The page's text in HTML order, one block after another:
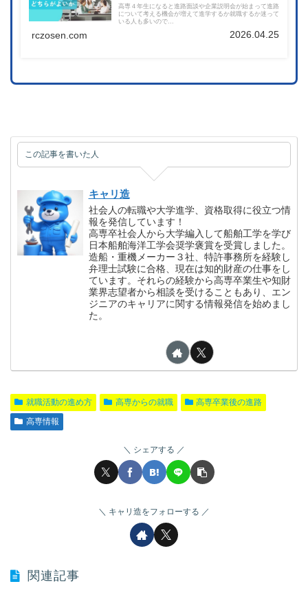
高専４年生になると進路面談や企業説明会が始まって進路
について考える機会が増えて進学するか就職するか迷って
いる人も多いので...
rczosen.com 2026.04.25
この記事を書いた人
キャリ造
社会人の転職や大学進学、資格取得に役立つ情
報を発信しています！
高専卒社会人から大学編入して船舶工学を学び
日本船舶海洋工学会奨学褒賞を受賞しました。
造船・重機メーカー３社、特許事務所を経験し
弁理士試験に合格、現在は知的財産の仕事をし
ています。それらの経験から高専卒業生や知財
業界志望者から相談を受けることもあり、エン
ジニアのキャリアに関する情報発信を始めまし
た。
就職活動の進め方 高専からの就職
高専卒業後の進路
高専情報
シェアする
キャリ造をフォローする
関連記事